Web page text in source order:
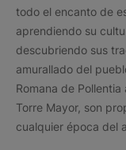
todo el encanto de
aprendiendo su
descubriendo sus
amurallado del
Romana de
Torre Mayor, son
cualquier época del